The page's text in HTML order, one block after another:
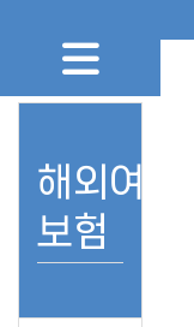
해외여행자
보험